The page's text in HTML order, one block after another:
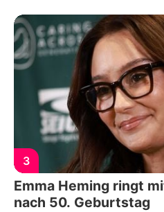
3
Emma Heming ringt
nach 50. Geburtstag